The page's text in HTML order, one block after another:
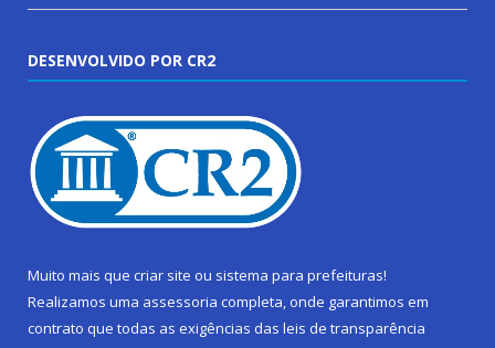
DESENVOLVIDO POR CR2
Muito mais que criar site ou sistema para prefeituras!
Realizamos uma assessoria completa, onde garantimos em
contrato que todas as exigências das leis de transparência